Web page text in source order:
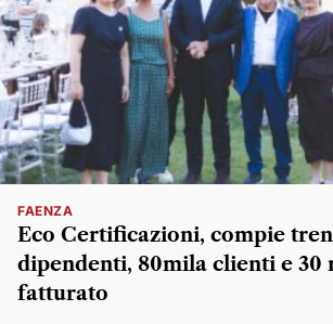
FAENZA
Eco Certificazioni, compie
dipendenti, 80mila clienti e 30
fatturato